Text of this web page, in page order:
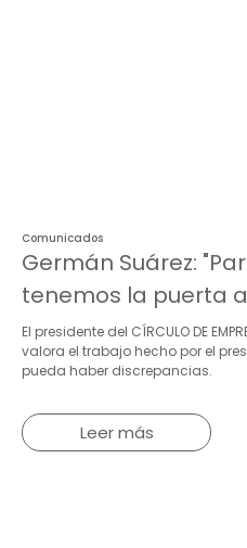
Comunicados
Germán Suárez:
tenemos la puerta
El presidente del CÍRCULO DE
valora el trabajo hecho por el
pueda haber discrepancias.
Leer más